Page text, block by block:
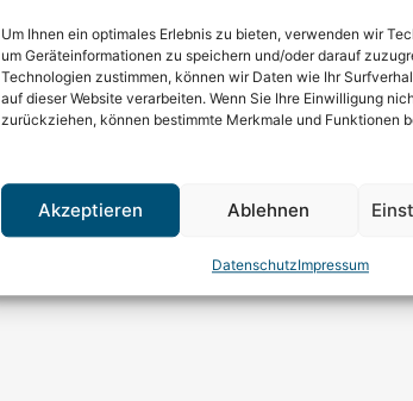
Um Ihnen ein optimales Erlebnis zu bieten, verwenden wir
um Geräteinformationen zu speichern und/oder darauf
Technologien zustimmen, können wir Daten wie Ihr
auf dieser Website verarbeiten. Wenn Sie Ihre Einwilligung
zurückziehen, können bestimmte Merkmale und Funktionen
Akzeptieren Ablehnen
DatenschutzImpressum
Stadtbetrieb Abwasser­beseitigung Lünen
Borker Str. 56–58 · 44534 Lünen
Notfall-Nummer
E-Mail
info@sal-